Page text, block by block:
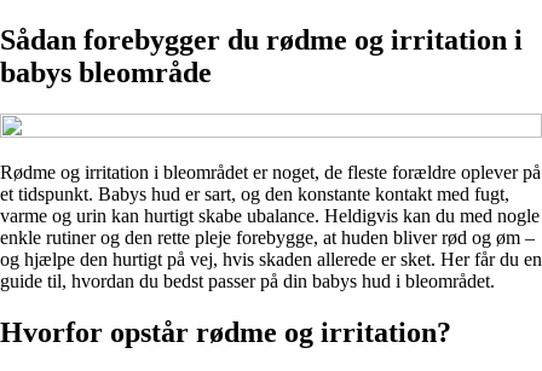
Sådan forebygger du rødme og irritation i
babys bleområde
Rødme og irritation i bleområdet er noget, de fleste forældre oplever på
et tidspunkt. Babys hud er sart, og den konstante kontakt med fugt,
varme og urin kan hurtigt skabe ubalance. Heldigvis kan du med nogle
enkle rutiner og den rette pleje forebygge, at huden bliver rød og øm –
og hjælpe den hurtigt på vej, hvis skaden allerede er sket. Her får du en
guide til, hvordan du bedst passer på din babys hud i bleområdet.
Hvorfor opstår rødme og irritation?